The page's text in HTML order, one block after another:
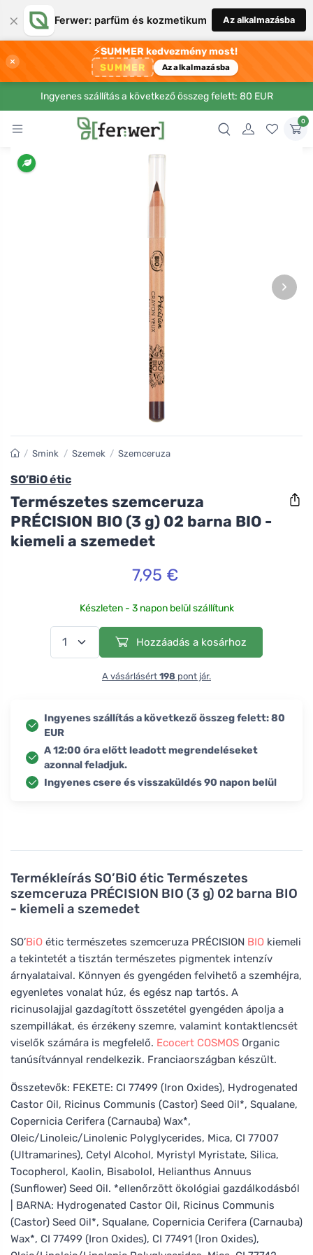
× Ferwer: parfüm és kozmetikum Az alkalmazásba
×
⚡SUMMER kedvezmény most!
SUMMER Az alkalmazásba
Ingyenes szállítás a következő összeg felett: 80 EUR
0
›
Termékleírás SO’BiO étic Természetes
szemceruza PRÉCISION BIO (3 g) 02 barna BIO
- kiemeli a szemedet
SO’BiO étic természetes szemceruza PRÉCISION BIO kiemeli
a tekintetét a tisztán természetes pigmentek intenzív
árnyalataival. Könnyen és gyengéden felvihető a szemhéjra,
egyenletes vonalat húz, és egész nap tartós. A
ricinusolajjal gazdagított összetétel gyengéden ápolja a
szempillákat, és érzékeny szemre, valamint kontaktlencsét
viselők számára is megfelelő. Ecocert COSMOS Organic
tanúsítvánnyal rendelkezik. Franciaországban készült.
Összetevők: FEKETE: CI 77499 (Iron Oxides), Hydrogenated
Castor Oil, Ricinus Communis (Castor) Seed Oil*, Squalane,
Copernicia Cerifera (Carnauba) Wax*,
Oleic/Linoleic/Linolenic Polyglycerides, Mica, CI 77007
(Ultramarines), Cetyl Alcohol, Myristyl Myristate, Silica,
Tocopherol, Kaolin, Bisabolol, Helianthus Annuus
(Sunflower) Seed Oil. *ellenőrzött ökológiai gazdálkodásból
| BARNA: Hydrogenated Castor Oil, Ricinus Communis
(Castor) Seed Oil*, Squalane, Copernicia Cerifera (Carnauba)
Wax*, CI 77499 (Iron Oxides), CI 77491 (Iron Oxides),
/ Smink / Szemek / Szemceruza
SO’BiO étic
Természetes szemceruza
PRÉCISION BIO (3 g) 02 barna BIO -
kiemeli a szemedet
7,95 €
Készleten - 3 napon belül szállítunk
Hozzáadás a kosárhoz
A vásárlásért 198 pont jár.
Ingyenes szállítás a következő összeg felett: 80
EUR
A 12:00 óra előtt leadott megrendeléseket
azonnal feladjuk.
Ingyenes csere és visszaküldés 90 napon belül